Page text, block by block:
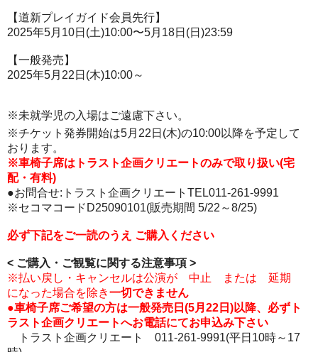
【道新プレイガイド会員先行】
2025年5月10日(土)10:00〜5月18日(日)23:59
【一般発売】
2025年5月22日(木)10:00～
※未就学児の入場はご遠慮下さい。
※チケット発券開始は5月22日(木)の10:00以降を予定して
おります。
※車椅子席はトラスト企画クリエートのみで取り扱い(宅
配・有料)
●お問合せ:トラスト企画クリエートTEL011-261-9991
※セコマコードD25090101(販売期間 5/22～8/25)
必ず下記をご一読のうえ ご購入ください
< ご購入・ご観覧に関する注意事項 >
※払い戻し・キャンセルは公演が 中止 または 延期
になった場合を除き一切できません
●車椅子席ご希望の方は一般発売日(5月22日)以降、必ずト
ラスト企画クリエートへお電話にてお申込み下さい
トラスト企画クリエート 011-261-9991(平日10時～17